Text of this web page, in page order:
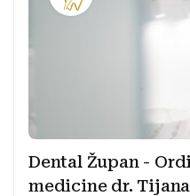
Dental Župan -
medicine dr.